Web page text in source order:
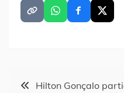
Navegação
Hilton Gonçalo